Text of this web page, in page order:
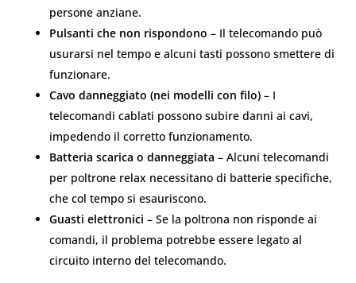
persone anziane.
Pulsanti che non rispondono – Il telecomando può
usurarsi nel tempo e alcuni tasti possono smettere di
funzionare.
Cavo danneggiato (nei modelli con filo) – I
telecomandi cablati possono subire danni ai cavi,
impedendo il corretto funzionamento.
Batteria scarica o danneggiata – Alcuni telecomandi
per poltrone relax necessitano di batterie specifiche,
che col tempo si esauriscono.
Guasti elettronici – Se la poltrona non risponde ai
comandi, il problema potrebbe essere legato al
circuito interno del telecomando.